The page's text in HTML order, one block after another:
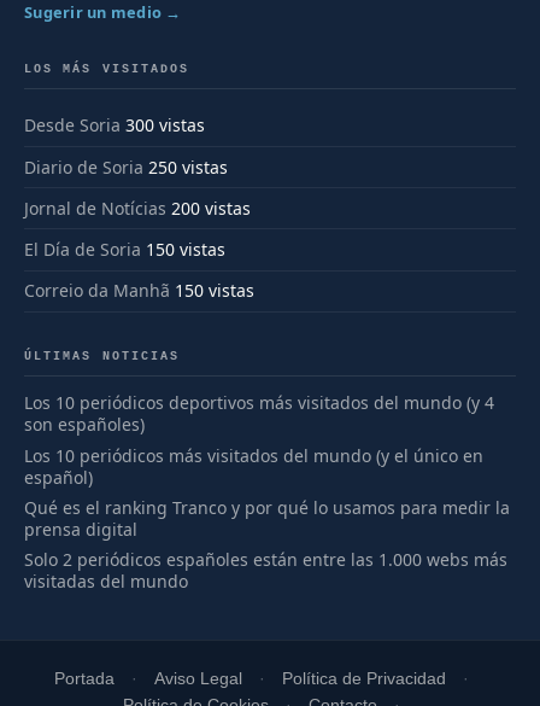
Sugerir un medio →
LOS MÁS VISITADOS
Desde Soria 300 vistas
Diario de Soria 250 vistas
Jornal de Notícias 200 vistas
El Día de Soria 150 vistas
Correio da Manhã 150 vistas
ÚLTIMAS NOTICIAS
Los 10 periódicos deportivos más visitados del mundo (y 4
son españoles)
Los 10 periódicos más visitados del mundo (y el único en
español)
Qué es el ranking Tranco y por qué lo usamos para medir la
prensa digital
Solo 2 periódicos españoles están entre las 1.000 webs más
visitadas del mundo
Portada Aviso Legal
Política de Privacidad